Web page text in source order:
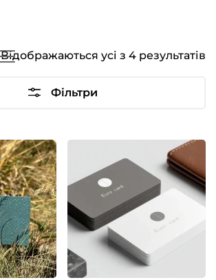
Фільтри
Відображаються усі з 4 результатів